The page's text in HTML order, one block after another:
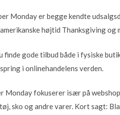
Monday er begge kendte
højtid Thanksgiving
finde gode tilbud både i fysiske
i onlinehandelens verden.
Monday fokuserer især på
sko og andre varer. Kort sagt: